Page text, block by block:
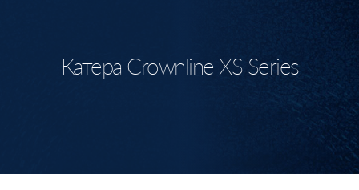
Катера Crownline XS Series